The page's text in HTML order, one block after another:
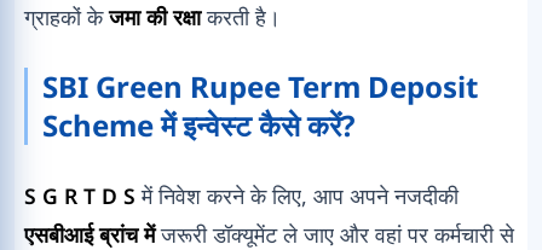
ग्राहकों केजमा की रक्षाकरती है।
SBI Green Rupee Term Deposit
Scheme में इन्वेस्ट कैसे करें?
S G R T D S में निवेश करने के लिए, आप अपने नजदीकी
एसबीआई ब्रांच मेंजरूरी डॉक्यूमेंट ले जाए और वहां पर कर्मचारी से